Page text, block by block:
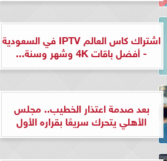
اشتراك كاس العالم IPTV في السعودية
- أفضل باقات 4K وشهر وسنة...
بعد صدمة اعتذار الخطيب.. مجلس
الأهلي يتحرك سريعًا بقراره الأول